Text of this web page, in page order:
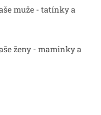
muže - tatínky a
ženy - maminky a